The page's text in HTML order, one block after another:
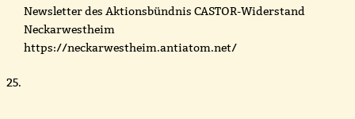
Newsletter des Aktionsbündnis CASTOR-Widerstand
Neckarwestheim
https://neckarwestheim.antiatom.net/